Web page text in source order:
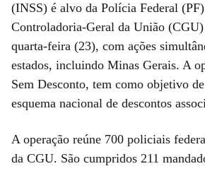
(INSS) é alvo da Polícia Federal
Controladoria-Geral da União (CGU)
quarta-feira (23), com ações
estados, incluindo Minas Gerais. A
Sem Desconto, tem como objetivo
esquema nacional de descontos
A operação reúne 700 policiais
da CGU. São cumpridos 211